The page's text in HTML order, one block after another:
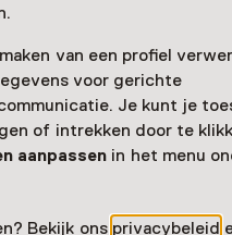
van een profiel
voor gerichte
Je kunt je
of intrekken door te
aanpassen in het menu
Bekijk ons privacybeleid